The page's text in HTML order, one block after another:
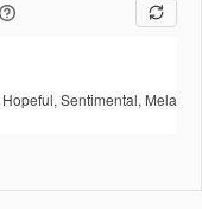
Hopeful, Sentimental,